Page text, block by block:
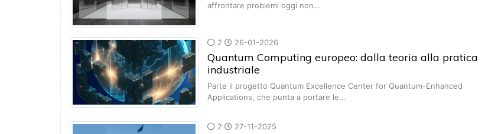
affrontare problemi oggi non…
2 26-01-2026
Quantum Computing europeo: dalla teoria alla pratica
industriale
Parte il progetto Quantum Excellence Center for Quantum-Enhanced
Applications, che punta a portare le…
2 27-11-2025